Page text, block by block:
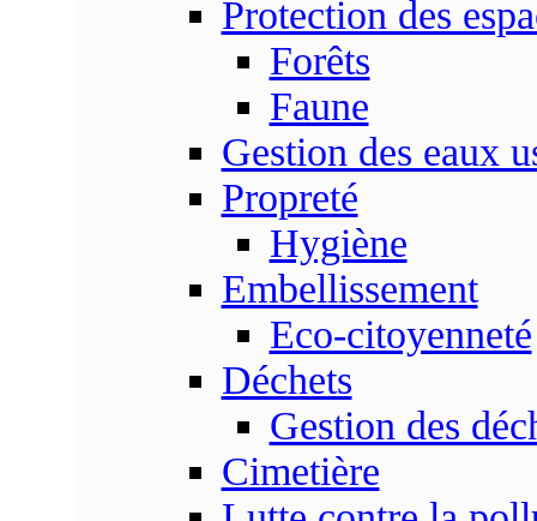
Protection des
Forêts
Faune
Gestion des eaux
Propreté
Hygiène
Embellissement
Eco-citoyenneté
Déchets
Gestion des
Cimetière